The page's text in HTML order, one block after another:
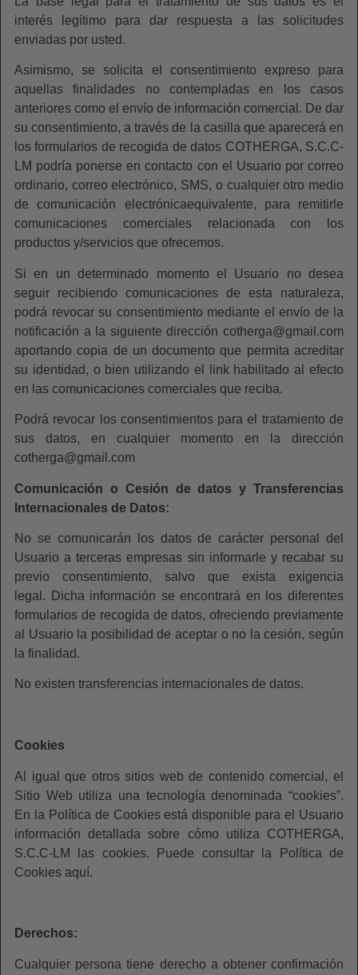
interés legítimo para dar respuesta a las solicitudes
enviadas por usted.
Asimismo, se solicita el consentimiento expreso para
aquellas finalidades no contempladas en los casos
anteriores como el envío de información comercial. De dar
su consentimiento, a través de la casilla que aparecerá en
los formularios de recogida de datos COTHERGA, S.C.C-
LM podría ponerse en contacto con el Usuario por correo
ordinario, correo electrónico, SMS, o cualquier otro medio
de comunicación electrónicaequivalente, para remitirle
comunicaciones comerciales relacionada con los
productos y/servicios que ofrecemos.
Si en un determinado momento el Usuario no desea
seguir recibiendo comunicaciones de esta naturaleza,
podrá revocar su consentimiento mediante el envío de la
notificación a la siguiente dirección cotherga@gmail.com
aportando copia de un documento que permita acreditar
su identidad, o bien utilizando el link habilitado al efecto
en las comunicaciones comerciales que reciba.
Podrá revocar los consentimientos para el tratamiento de
sus datos, en cualquier momento en la dirección
cotherga@gmail.com
Comunicación o Cesión de datos y Transferencias
Internacionales de Datos:
No se comunicarán los datos de carácter personal del
Usuario a terceras empresas sin informarle y recabar su
previo consentimiento, salvo que exista exigencia
legal. Dicha información se encontrará en los diferentes
formularios de recogida de datos, ofreciendo previamente
al Usuario la posibilidad de aceptar o no la cesión, según
la finalidad.
No existen transferencias internacionales de datos.
Cookies
Al igual que otros sitios web de contenido comercial, el
Sitio Web utiliza una tecnología denominada “cookies”.
En la Política de Cookies está disponible para el Usuario
información detallada sobre cómo utiliza COTHERGA,
S.C.C-LM las cookies. Puede consultar la Política de
Cookies aquí.
Derechos:
Cualquier persona tiene derecho a obtener confirmación